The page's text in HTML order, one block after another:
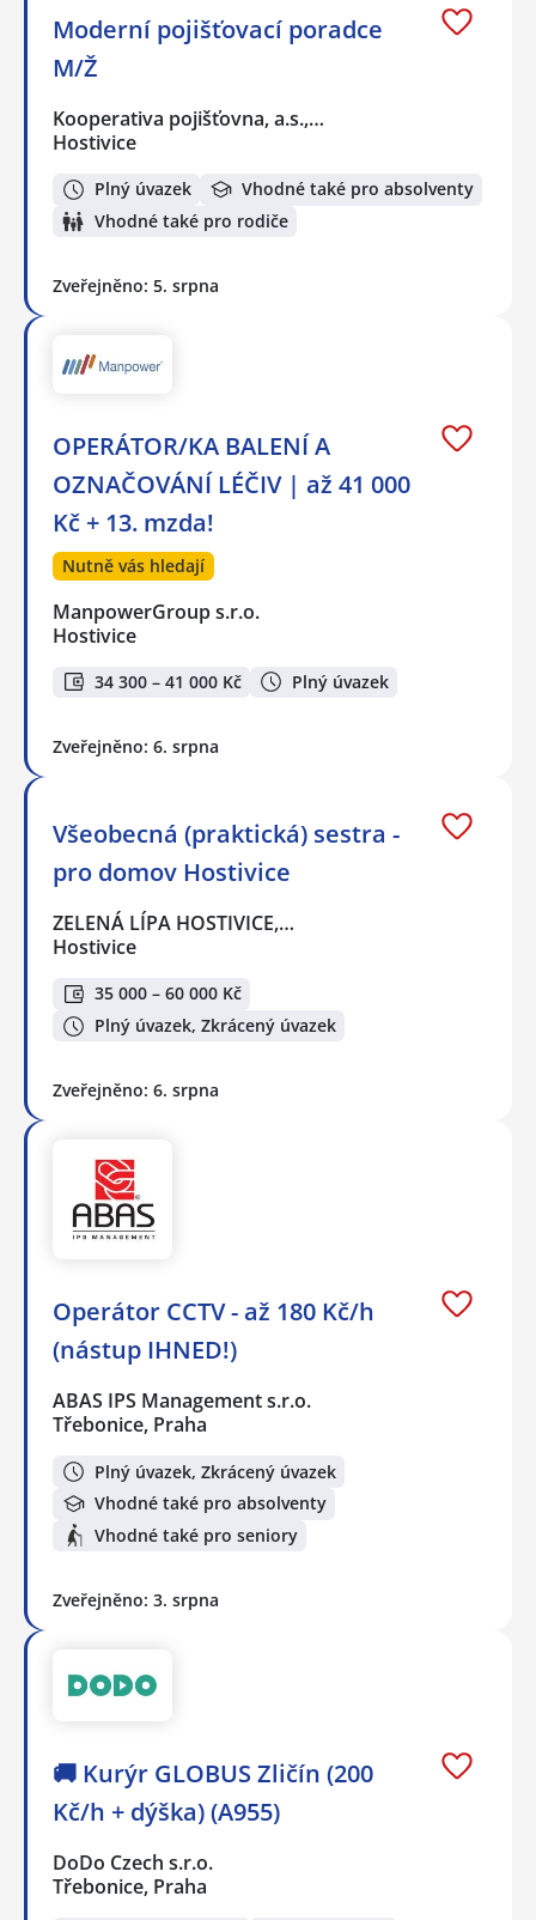
Moderní pojišťovací poradce
M/Ž
Kooperativa pojišťovna, a.s.,…
Hostivice
Plný úvazek
Vhodné také pro absolventy
Vhodné také pro rodiče
Zveřejněno: 5. srpna
OPERÁTOR/KA BALENÍ A
OZNAČOVÁNÍ LÉČIV | až 41 000
Kč + 13. mzda!
Nutně vás hledají
ManpowerGroup s.r.o.
Hostivice
34 300 – 41 000 Kč Plný úvazek
Zveřejněno: 6. srpna
Všeobecná (praktická) sestra -
pro domov Hostivice
ZELENÁ LÍPA HOSTIVICE,…
Hostivice
35 000 – 60 000 Kč
Plný úvazek, Zkrácený úvazek
Zveřejněno: 6. srpna
Operátor CCTV - až 180 Kč/h
(nástup IHNED!)
ABAS IPS Management s.r.o.
Třebonice, Praha
Plný úvazek, Zkrácený úvazek
Vhodné také pro absolventy
Vhodné také pro seniory
Zveřejněno: 3. srpna
🚚 Kurýr GLOBUS Zličín (200
Kč/h + dýška) (A955)
DoDo Czech s.r.o.
Třebonice, Praha